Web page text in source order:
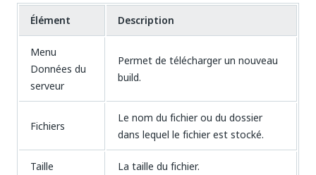
Élément Description
Menu
Données du
serveur
Permet de télécharger un nouveau
build.
Fichiers
Le nom du fichier ou du dossier
dans lequel le fichier est stocké.
Taille La taille du fichier.